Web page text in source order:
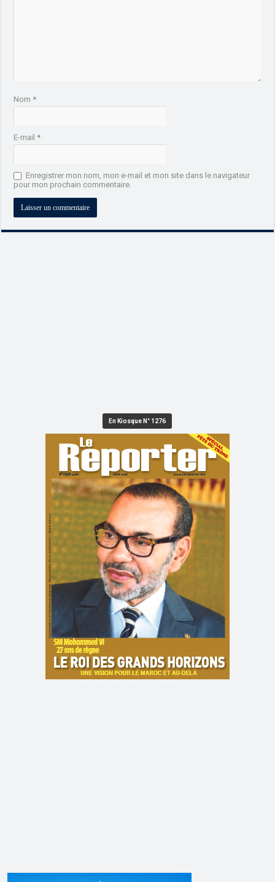
Nom*
E-mail*
Enregistrer mon nom, mon e-mail et mon site dans le navigateur
pour mon prochain commentaire.
En Kiosque N° 1276